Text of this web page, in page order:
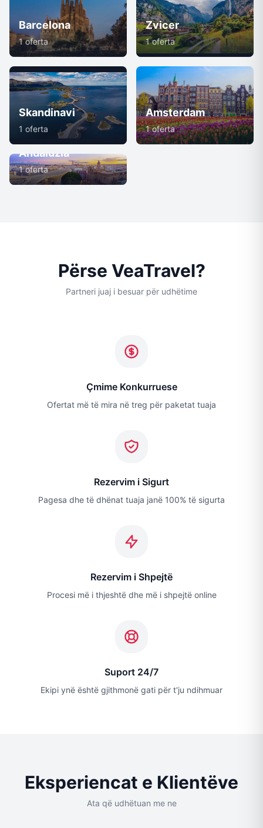
Barcelona
1 oferta
Zvicer
1 oferta
Skandinavi
1 oferta
Amsterdam
1 oferta
Andaluzia
1 oferta
Përse VeaTravel?
Partneri juaj i besuar për udhëtime
Çmime Konkurruese
Ofertat më të mira në treg për paketat tuaja
Rezervim i Sigurt
Pagesa dhe të dhënat tuaja janë 100% të sigurta
Rezervim i Shpejtë
Procesi më i thjeshtë dhe më i shpejtë online
Suport 24/7
Ekipi ynë është gjithmonë gati për t'ju ndihmuar
Eksperiencat e Klientëve
Ata që udhëtuan me ne